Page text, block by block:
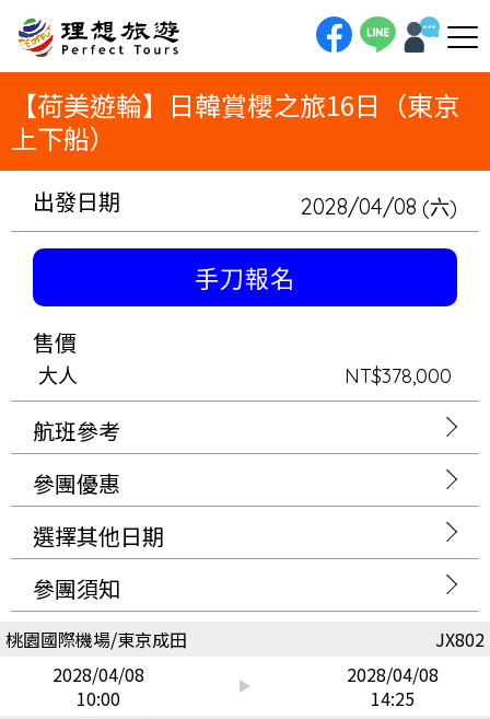
森、宮古
【荷美遊輪】日韓賞櫻之旅16日（東京
上下船）
出發日期 2028/04/08 (六)
手刀報名
售價
大人 NT$378,000
航班參考
參團優惠
選擇其他日期
參團須知
桃園國際機場/東京成田
JX802
2028/04/08
10:00
2028/04/08
14:25